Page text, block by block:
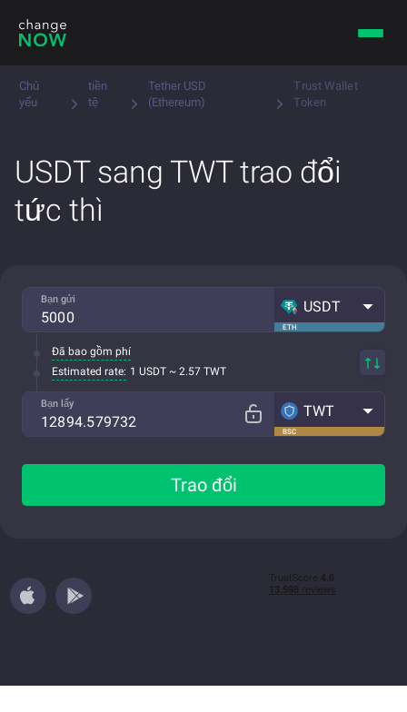
Chủ
yếu
tiền
tệ
Tether USD
(Ethereum)
Trust Wallet
Token
USDT sang TWT trao đổi
tức thì
Bạn gửi
ETH
USDT
Đã bao gồm phí
Estimated rate: 1 USDT ~ 2.57 TWT
Bạn lấy
BSC
TWT
Trao đổi